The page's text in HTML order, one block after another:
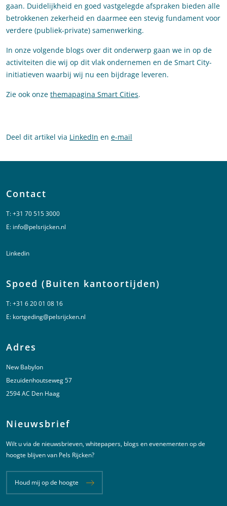
gaan. Duidelijkheid en goed vastgelegde afspraken bieden alle
betrokkenen zekerheid en daarmee een stevig fundament voor
verdere (publiek-private) samenwerking.
In onze volgende blogs over dit onderwerp gaan we in op de
activiteiten die wij op dit vlak ondernemen en de Smart City-
initiatieven waarbij wij nu een bijdrage leveren.
Zie ook onze themapagina Smart Cities.
Deel dit artikel via LinkedIn en e-mail
Contact
T:+31 70 515 3000
E: info@pelsrijcken.nl
Linkedin
Spoed (Buiten kantoortijden)
T:+31 6 20 01 08 16
E: kortgeding@pelsrijcken.nl
Adres
New Babylon
Bezuidenhoutseweg 57
2594 AC Den Haag
Nieuwsbrief
Wilt u via de nieuwsbrieven, whitepapers, blogs en evenementen op de
hoogte blijven van Pels Rijcken?
Houd mij op de hoogte